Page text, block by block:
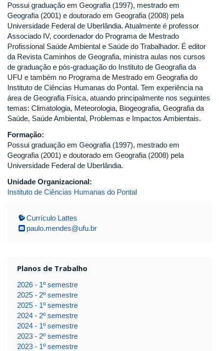
Possui graduação em Geografia (1997), mestrado em
Geografia (2001) e doutorado em Geografia (2008) pela
Universidade Federal de Uberlândia. Atualmente é professor
Associado IV, coordenador do Programa de Mestrado
Profissional Saúde Ambiental e Saúde do Trabalhador. É editor
da Revista Caminhos de Geografia, ministra aulas nos cursos
de graduação e pós-graduação do Instituto de Geografia da
UFU e também no Programa de Mestrado em Geografia do
Instituto de Ciências Humanas do Pontal. Tem experiência na
área de Geografia Física, atuando principalmente nos seguintes
temas: Climatologia, Meteorologia, Biogeografia, Geografia da
Saúde, Saúde Ambiental, Problemas e Impactos Ambientais.
Formação:
Possui graduação em Geografia (1997), mestrado em
Geografia (2001) e doutorado em Geografia (2008) pela
Universidade Federal de Uberlândia.
Unidade Organizacional:
Instituto de Ciências Humanas do Pontal
Currículo Lattes
paulo.mendes@ufu.br
Planos de Trabalho
2026 - 1º semestre
2025 - 2º semestre
2025 - 1º semestre
2024 - 2º semestre
2024 - 1º semestre
2023 - 2º semestre
2023 - 1º semestre